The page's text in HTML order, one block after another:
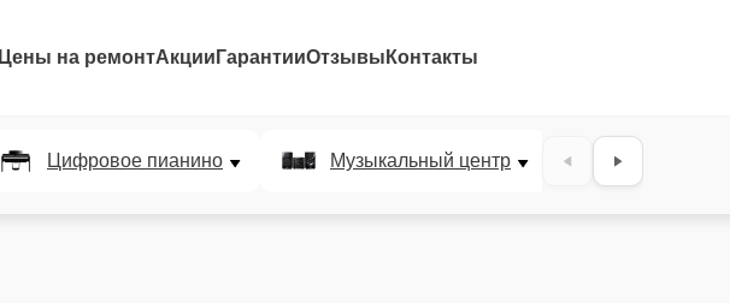
Цены на ремонтАкции ГарантииОтзывы Контакты
Цифровое пианино Музыкальный центр DJ-пульт